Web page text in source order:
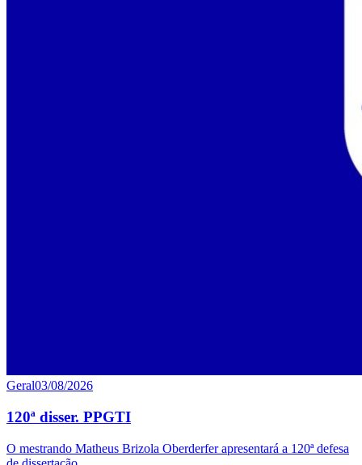
Geral03/08/2026
120ª disser. PPGTI
O mestrando Matheus Brizola Oberderfer apresentará a 120ª defesa